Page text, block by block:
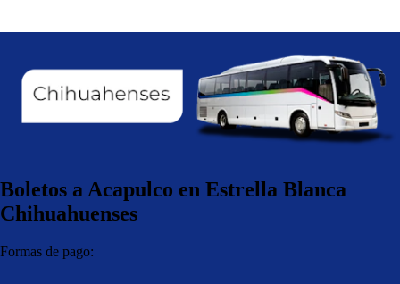
Boletos a Acapulco en Estrella Blanca
Chihuahuenses
Formas de pago: